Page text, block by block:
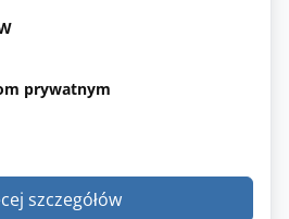
prywatnym
szczegółów